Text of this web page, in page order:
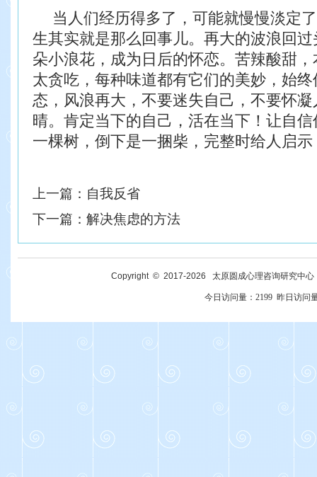
当人们经历得多了，可能就慢慢淡定
生其实就是那么回事儿。再大的波浪回
朵小浪花， 成为日后的怀恋。苦辣酸甜
太贪吃，每种味道都有它们的美妙，始
态，风浪再大，不要迷失自己， 不要怀
晴。肯定当下的自己，活在当下！让自信
一棵树，倒下是一捆柴，完整时给人启示
上一篇： 自我反省
下一篇： 解决焦虑的方法
Copyright © 2017-2026 太原圆成心理咨询研究中
今日访问量： 2199 昨日访问